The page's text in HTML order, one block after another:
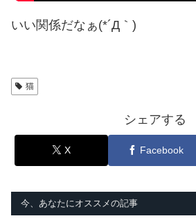
いい関係だなぁ(*´Д｀)
猫
シェアする
X Facebook
今、あなたにオススメの記事